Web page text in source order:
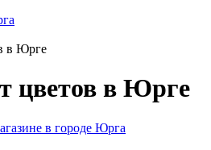
в Юрге
цветов в Юрге